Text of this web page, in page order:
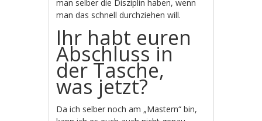
man selber die Disziplin haben, wenn
man das schnell durchziehen will.
Ihr habt euren
Abschluss in
der Tasche,
was jetzt?
Da ich selber noch am „Mastern“ bin,